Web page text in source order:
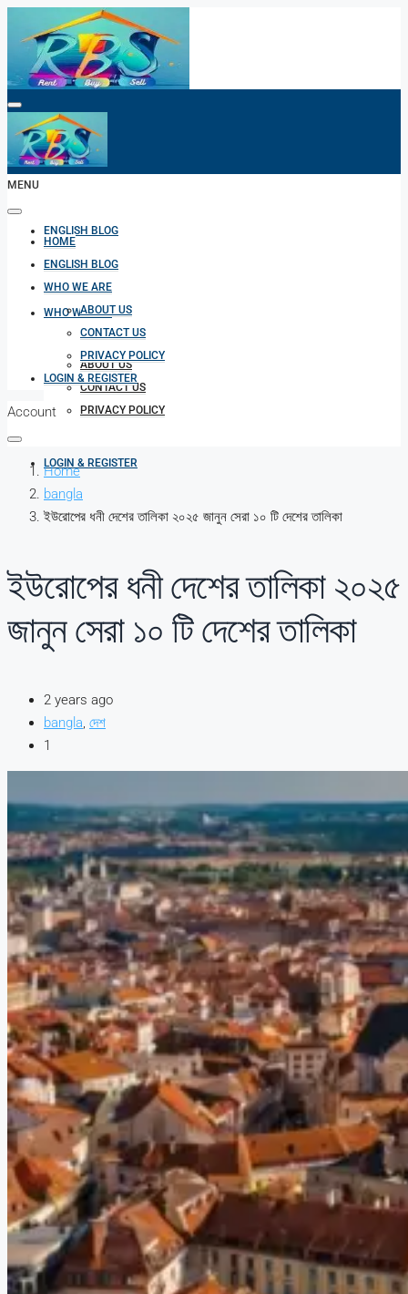
HOME
ENGLISH BLOG
WHO WE ARE
ABOUT US
CONTACT US
PRIVACY POLICY
LOGIN & REGISTER
MENU
HOME
ENGLISH BLOG
WHO WE ARE
ABOUT US
CONTACT US
PRIVACY POLICY
LOGIN & REGISTER
Account
Home
bangla
ইউরোপের ধনী দেশের তালিকা ২০২৫ জানুন সেরা ১০ টি দেশের তালিকা
ইউরোপের ধনী দেশের তালিকা ২০২৫
জানুন সেরা ১০ টি দেশের তালিকা
2 years ago
bangla, দেশ
1